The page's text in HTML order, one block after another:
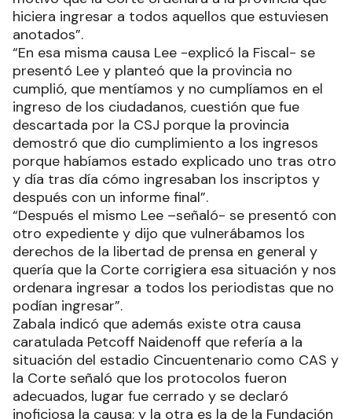
hiciera ingresar a todos aquellos que estuviesen
anotados”.
“En esa misma causa Lee -explicó la Fiscal- se
presentó Lee y planteó que la provincia no
cumplió, que mentíamos y no cumplíamos en el
ingreso de los ciudadanos, cuestión que fue
descartada por la CSJ porque la provincia
demostró que dio cumplimiento a los ingresos
porque habíamos estado explicado uno tras otro
y día tras día cómo ingresaban los inscriptos y
después con un informe final”.
“Después el mismo Lee –señaló- se presentó con
otro expediente y dijo que vulnerábamos los
derechos de la libertad de prensa en general y
quería que la Corte corrigiera esa situación y nos
ordenara ingresar a todos los periodistas que no
podían ingresar”.
Zabala indicó que además existe otra causa
caratulada Petcoff Naidenoff que refería a la
situación del estadio Cincuentenario como CAS y
la Corte señaló que los protocolos fueron
adecuados, lugar fue cerrado y se declaró
inoficiosa la causa; y la otra es la de la Fundación